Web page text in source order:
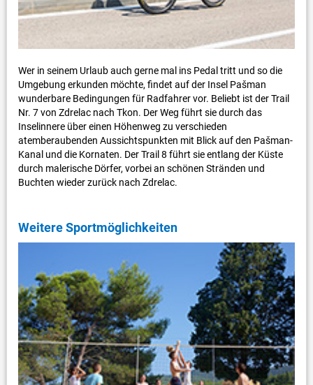
Wer in seinem Urlaub auch gerne mal ins Pedal tritt und so die
Umgebung erkunden möchte, findet auf der Insel Pašman
wunderbare Bedingungen für Radfahrer vor. Beliebt ist der Trail
Nr. 7 von Zdrelac nach Tkon. Der Weg führt sie durch das
Inselinnere über einen Höhenweg zu verschieden
atemberaubenden Aussichtspunkten mit Blick auf den Pašman-
Kanal und die Kornaten. Der Trail 8 führt sie entlang der Küste
durch malerische Dörfer, vorbei an schönen Stränden und
Buchten wieder zurück nach Zdrelac.
Weitere Sportmöglichkeiten